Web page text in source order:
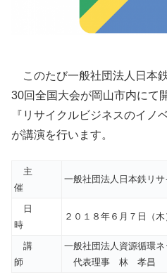
このたび一般社団法人日本
30回全国大会が岡山市内にて
『リサイクルビジネスのイノ
が講演を行います。
主
催
一般社団法人日本鉄リ
日
時
２０１８年６月７日（
講
師
一般社団法人資源循環ネ
代表理事 林 孝昌